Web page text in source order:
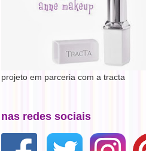
projeto em parceria com a tracta
nas redes sociais